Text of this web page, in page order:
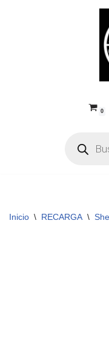
0
Inicio \ RECARGA \